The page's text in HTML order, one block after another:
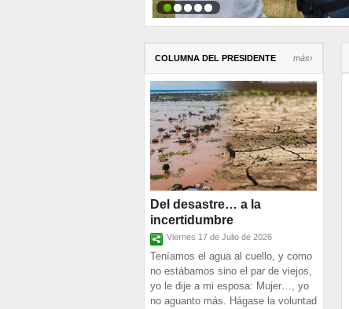
COLUMNA DEL PRESIDENTE más›
Del desastre… a la
incertidumbre
Viernes 17 de Julio de 2026
Teníamos el agua al cuello, y como
no estábamos sino el par de viejos,
yo le dije a mi esposa: Mujer…, yo
no aguanto más. Hágase la voluntad